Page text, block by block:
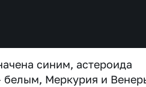
синим, астероида
белым, Меркурия и